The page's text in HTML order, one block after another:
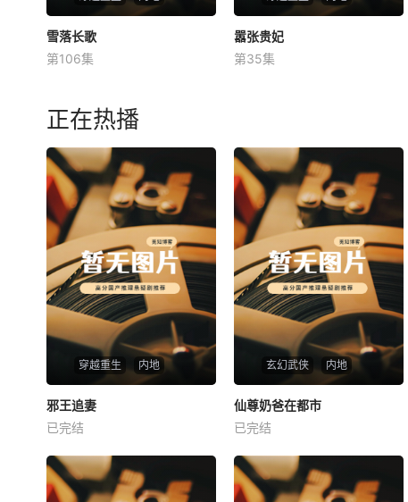
雪落长歌
未知
雪落长歌
第106集
嚣张贵妃
未知
嚣张贵妃
第35集
正在热播
穿越重生 内地
邪王追妻
未知
邪王追妻
已完结
玄幻武侠 内地
仙尊奶爸在都市
未知
仙尊奶爸在都市
已完结